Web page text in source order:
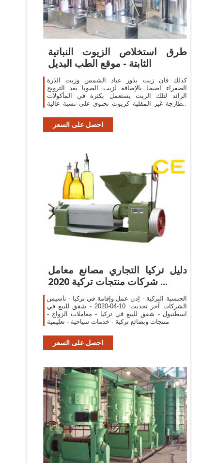
طرق استخلاص الزيوت النباتية
الثابتة - موقع الطب البديل
كذلك فان زيت بذور عباد الشمس وزيت الذرة
الصفراء اصبحا بالإضافة لزيت الصويا بعد الترويج
الزائد لتلك الزيت يستعمل بكثرة في المأكولات
الطازجة غير المقلية كزيوت تحتوي على نسبة عالية
احصل على السعر
دليل تركيا التجاري مصانع معامل
شركات منتجات تركية 2020 ...
الجنسية التركية - إذن عمل وإقامة في تركيا - تأسيس
الشركات آخر تحديث: 10-04-2020 - شقق للبيع في
اسطنبول - شقق للبيع في تركيا - معاملات الزواج -
منتجات وبضائع تركية - خدمات سياحية - تعليمية
احصل على السعر